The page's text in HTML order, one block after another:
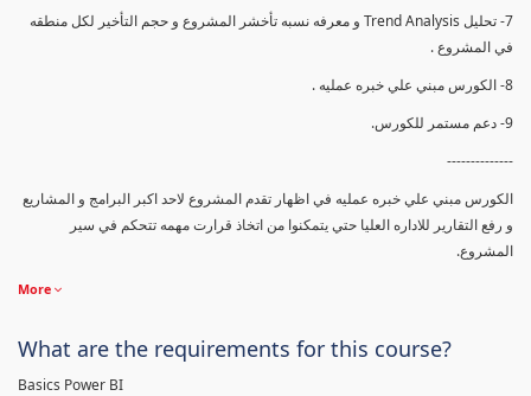
7- تحليل Trend Analysis و معرفه نسبه تأخشر المشروع و حجم التأخير لكل منطقه
في المشروع .
8- الكورس مبني علي خبره عمليه .
9- دعم مستمر للكورس.
--------------
الكورس مبني علي خبره عمليه في اظهار تقدم المشروع لاحد اكبر البرامج و المشاريع
و رفع التقارير للاداره العليا حتي يتمكنوا من اتخاذ قرارت مهمه تتحكم في سير
المشروع.
More
What are the requirements for this course?
Basics Power BI